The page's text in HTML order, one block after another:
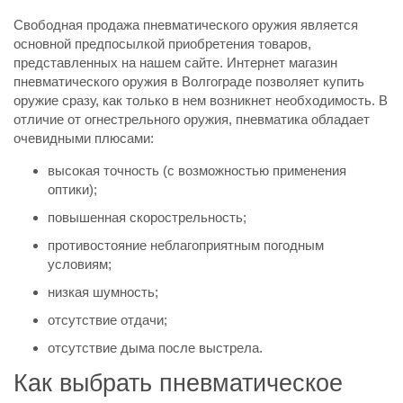
Свободная продажа пневматического оружия является
основной предпосылкой приобретения товаров,
представленных на нашем сайте. Интернет магазин
пневматического оружия в Волгограде позволяет купить
оружие сразу, как только в нем возникнет необходимость. В
отличие от огнестрельного оружия, пневматика обладает
очевидными плюсами:
высокая точность (с возможностью применения
оптики);
повышенная скорострельность;
противостояние неблагоприятным погодным
условиям;
низкая шумность;
отсутствие отдачи;
отсутствие дыма после выстрела.
Как выбрать пневматическое